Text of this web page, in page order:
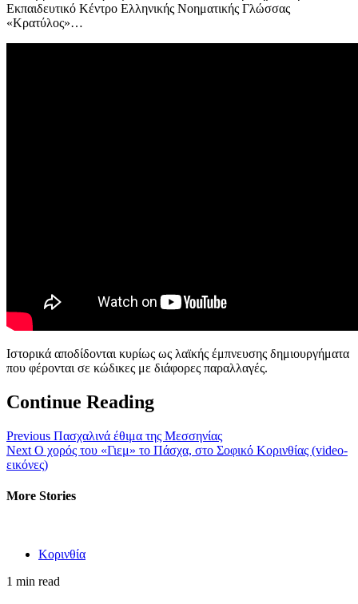
Εκπαιδευτικό Κέντρο Ελληνικής Νοηματικής Γλώσσας
«Κρατύλος»…
Ιστορικά αποδίδονται κυρίως ως λαϊκής έμπνευσης δημιουργήματα
που φέρονται σε κώδικες με διάφορες παραλλαγές.
Continue Reading
Previous Πασχαλινά έθιμα της Μεσσηνίας
Next Ο χορός του «Γιεμ» το Πάσχα, στο Σοφικό Κορινθίας (video-
εικόνες)
More Stories
Κορινθία
1 min read